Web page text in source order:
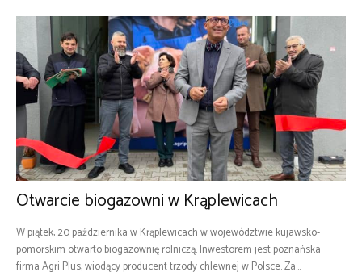
Otwarcie biogazowni w Krąplewicach
W piątek, 20 października w Krąplewicach w województwie kujawsko-
pomorskim otwarto biogazownię rolniczą. Inwestorem jest poznańska
firma Agri Plus, wiodący producent trzody chlewnej w Polsce. Za...